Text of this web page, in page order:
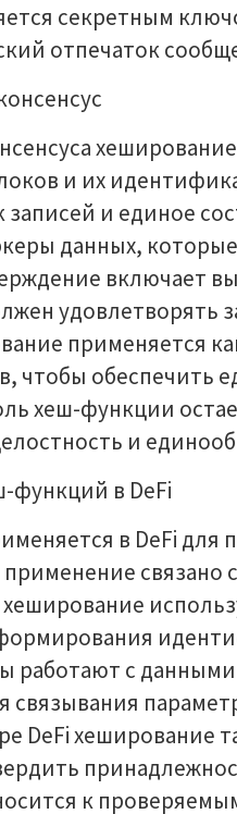
секретным
отпечаток
и их
и единое
данных,
включает
удовлетворять
применяется
чтобы обеспечить
хеш-функции
и
функций в DeFi
в DeFi для
связано
хеширование
работают с
связывания
DeFi хеширование
к